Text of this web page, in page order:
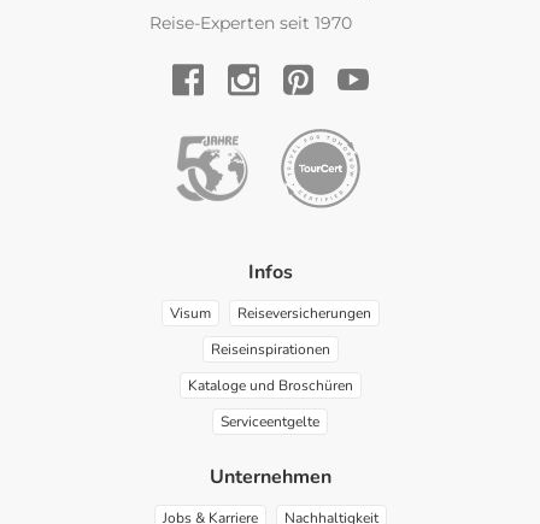
Reise-Experten seit 1970
Infos
Visum
Reiseversicherungen
Reiseinspirationen
Kataloge und Broschüren
Serviceentgelte
Unternehmen
Jobs & Karriere Nachhaltigkeit